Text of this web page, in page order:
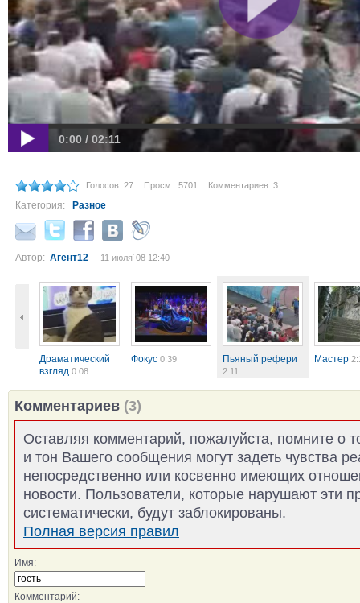
0:00 / 02:11
Голосов: 27 Просм.: 5701 Комментариев: 3
Категория: Разное
Автор: Агент12 11 июля´08 12:40
Драматический
взгляд 0:08
Фокус 0:39 Пьяный рефери
2:11
Мастер
Комментариев (3)
Оставляя комментарий, пожалуйста, помните о
и тон Вашего сообщения могут задеть чувства
непосредственно или косвенно имеющих
новости. Пользователи, которые нарушают эти
систематически, будут заблокированы.
Полная версия правил
Имя:
Комментарий: